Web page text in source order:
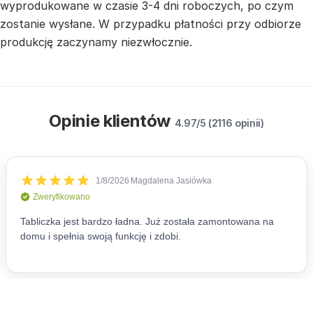
wyprodukowane w czasie 3-4 dni roboczych, po czym
zostanie wysłane. W przypadku płatności przy odbiorze
produkcję zaczynamy niezwłocznie.
Opinie klientów 4.97/5 (2116 opinii)